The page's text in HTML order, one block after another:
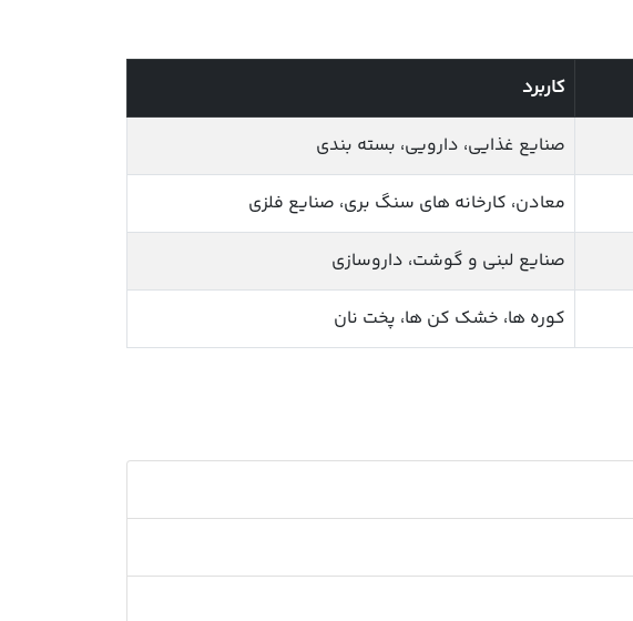
کاربرد
صنایع غذایی، دارویی، بسته بندی
معادن، کارخانه های سنگ بری، صنایع فلزی
صنایع لبنی و گوشت، داروسازی
کوره ها، خشک کن ها، پخت نان